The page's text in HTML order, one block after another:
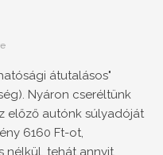
átutalásos"
Nyáron cseréltünk
előző autónk súlyadóját
6160 Ft-ot,
nélkül, tehát annyit,